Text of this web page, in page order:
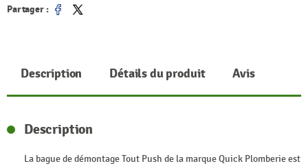
Partager :
Partager
Tweet
Description Détails du produit Avis
Description
La bague de démontage Tout Push de la marque Quick Plomberie est